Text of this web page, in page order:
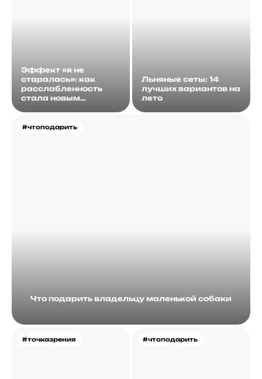
Эффект «я не
старалась»: как
расслабленность
стала новым
#чтоподарить
Что подарить владельцу маленькой собаки
Льняные сеты: 14
лучших вариантов на
лето
#точказрения #чтоподарить